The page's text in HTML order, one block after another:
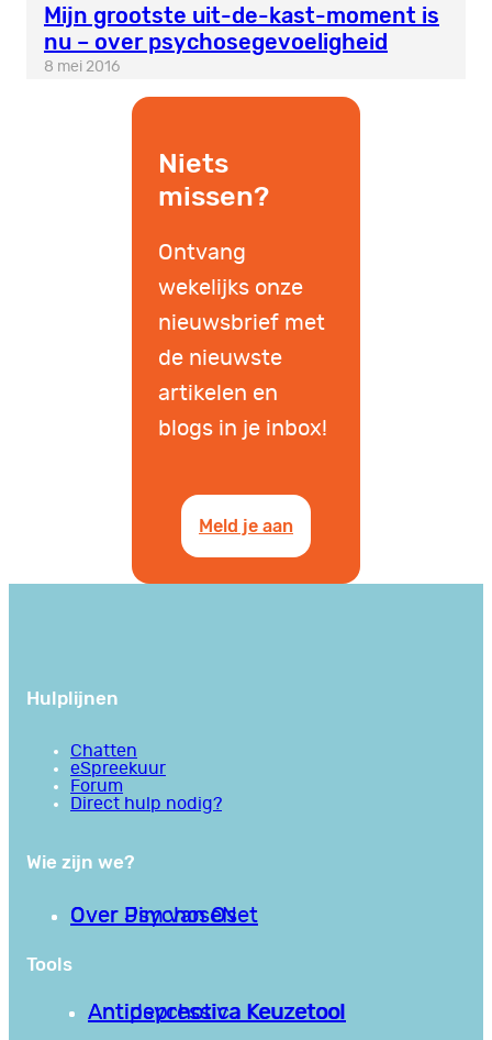
Mijn grootste uit-de-kast-moment is
nu – over psychosegevoeligheid
8 mei 2016
Niets
missen?
Ontvang
wekelijks onze
nieuwsbrief met
de nieuwste
artikelen en
blogs in je inbox!
Meld je aan
Hulplijnen
Chatten
eSpreekuur
Forum
Direct hulp nodig?
Wie zijn we?
Over PsychoseNet
Over Jim van Os
Tools
Antipsychotica Keuzetool
Antidepressiva Keuzetool